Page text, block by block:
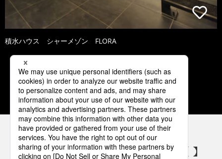
積水ハウス シャーメゾン FLORA
1 2 3 4 5
パナソニックの電気設備 SNSアカウント